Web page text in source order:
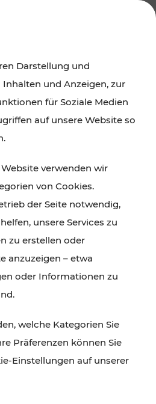
zu Fahrplanänderungen,
Darstellung und
und Anzeigen, zur
für Soziale Medien
auf unsere Website so
verwenden wir
von Cookies.
der Seite notwendig,
unsere Services zu
zu erstellen oder
anzuzeigen – etwa
oder Informationen zu
welche Kategorien Sie
Präferenzen können Sie
Einstellungen auf unserer